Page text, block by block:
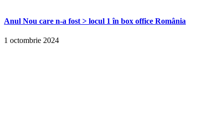
Anul Nou care n-a fost > locul 1 în box office România
1 octombrie 2024